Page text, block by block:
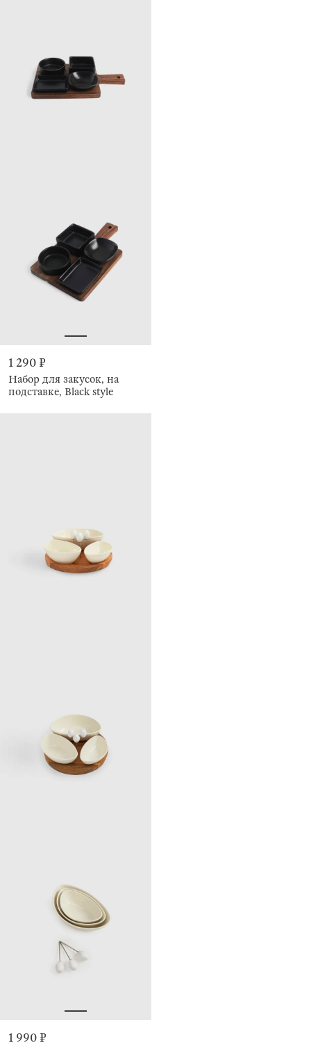
1 290 ₽
Набор для закусок, на
подставке, Black style
1 990 ₽